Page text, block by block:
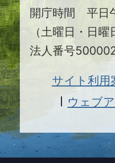
開庁時間 平日
（土曜日・日
法人番号
サイト利用
ウェブ